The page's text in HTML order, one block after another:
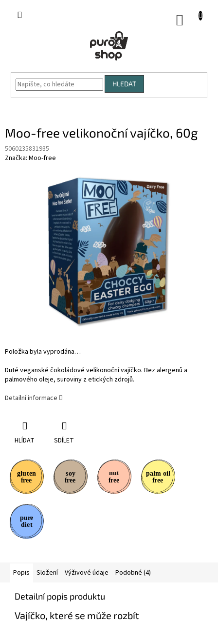
HLEDAT
Moo-free velikonoční vajíčko, 60g
5060235831935
Značka: Moo-free
Položka byla vyprodána…
Duté veganské čokoládové velikonoční vajíčko. Bez alergenů a
palmového oleje, suroviny z etických zdrojů.
Detailní informace
HLÍDAT SDÍLET
Popis Složení Výživové údaje Podobné (4)
Detailní popis produktu
Vajíčko, které se může rozbít